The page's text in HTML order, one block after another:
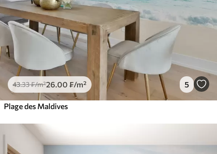
43.33₣/m²26.00 ₣/m² 5
Plage des Maldives